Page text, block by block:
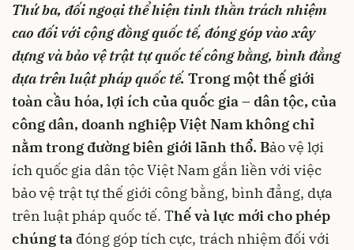
Thứ ba, đối ngoại thể hiện tinh thần trách nhiệm
cao đối với cộng đồng quốc tế, đóng góp vàoxây
dựng và bảo vệ trật tự quốc tế công bằng, bình đẳng
dựa trên luật pháp quốc tế. Trong một thế giới
toàn cầu hóa, lợi ích của quốc gia – dân tộc, của
công dân, doanh nghiệp Việt Nam không chỉ
nằm trong đường biên giới lãnh thổ. Bảo vệ lợi
ích quốc gia dân tộc Việt Nam gắn liền với việc
bảo vệ trật tự thế giới công bằng, bình đẳng, dựa
trên luật pháp quốc tế. Thế và lực mới cho phép
chúng ta đóng góp tích cực, trách nhiệm đối với